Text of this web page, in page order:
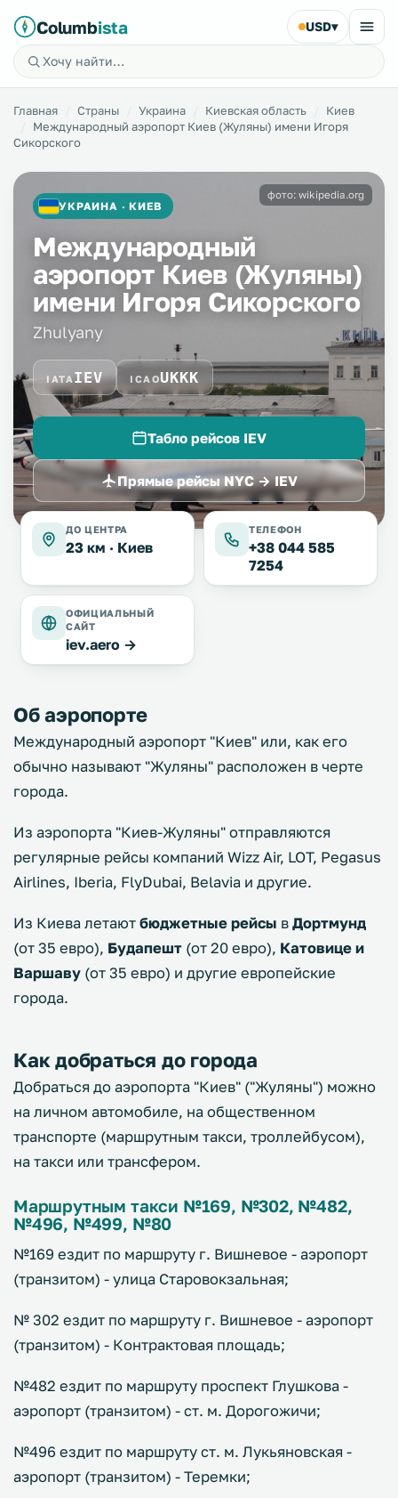
Columbista USD▾
Главная Страны Украина Киевская область
Киев
Международный аэропорт Киев (Жуляны) имени Игоря
Сикорского
УКРАИНА · КИЕВ
Международный
аэропорт Киев (Жуляны)
имени Игоря Сикорского
Zhulyany
IATAIEV ICAOUKKK
Табло рейсов IEV
Прямые рейсы NYC → IEV
фото: wikipedia.org
ДО ЦЕНТРА
23 км · Киев
ТЕЛЕФОН
+38 044 585
7254
ОФИЦИАЛЬНЫЙ
САЙТ
iev.aero →
Об аэропорте
Международный аэропорт "Киев" или, как его
обычно называют "Жуляны" расположен в черте
города.
Из аэропорта "Киев-Жуляны" отправляются
регулярные рейсы компаний Wizz Air, LOT, Pegasus
Airlines, Iberia, FlyDubai, Belavia и другие.
Из Киева летают бюджетные рейсы в Дортмунд
(от 35 евро), Будапешт (от 20 евро), Катовице и
Варшаву (от 35 евро) и другие европейские
города.
Как добраться до города
Добраться до аэропорта "Киев" ("Жуляны") можно
на личном автомобиле, на общественном
транспорте (маршрутным такси, троллейбусом),
на такси или трансфером.
Маршрутным такси №169, №302, №482,
№496, №499, №80
№169 ездит по маршруту г. Вишневое - аэропорт
(транзитом) - улица Старовокзальная;
№ 302 ездит по маршруту г. Вишневое - аэропорт
(транзитом) - Контрактовая площадь;
№482 ездит по маршруту проспект Глушкова -
аэропорт (транзитом) - ст. м. Дорогожичи;
№496 ездит по маршруту ст. м. Лукьяновская -
аэропорт (транзитом) - Теремки;